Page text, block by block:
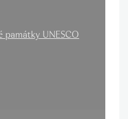
památky UNESCO